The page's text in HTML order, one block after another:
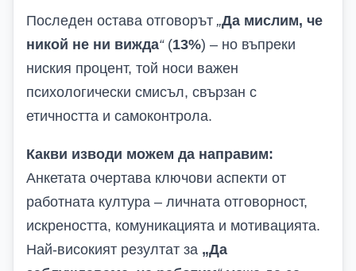
Последен остава отговорът „Да мислим, че
никой не ни вижда“(13%) – но въпреки
ниския процент, той носи важен
психологически смисъл, свързан с
етичността и самоконтрола.
Какви изводи можем да направим:
Анкетата очертава ключови аспекти от
работната култура – личната отговорност,
искреността, комуникацията и мотивацията.
Най-високият резултат за „Да